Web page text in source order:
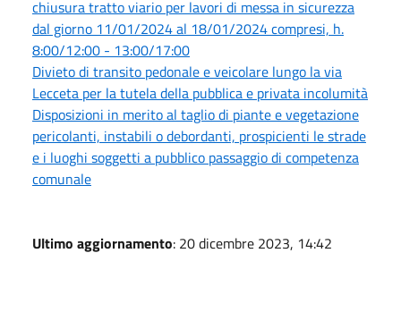
chiusura tratto viario per lavori di messa in sicurezza
dal giorno 11/01/2024 al 18/01/2024 compresi, h.
8:00/12:00 - 13:00/17:00
Divieto di transito pedonale e veicolare lungo la via
Lecceta per la tutela della pubblica e privata incolumità
Disposizioni in merito al taglio di piante e vegetazione
pericolanti, instabili o debordanti, prospicienti le strade
e i luoghi soggetti a pubblico passaggio di competenza
comunale
Ultimo aggiornamento: 20 dicembre 2023, 14:42